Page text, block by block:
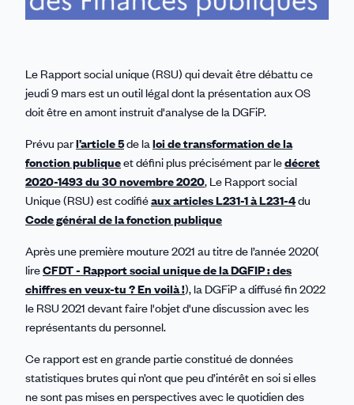
Le Rapport social unique (RSU) qui devait être débattu ce
jeudi 9 mars est un outil légal dont la présentation aux OS
doit être en amont instruit d'analyse de la DGFiP.
Prévu parl’article 5de la loi de transformation de la
fonction publiqueet défini plus précisément par ledécret
2020-1493 du 30 novembre 2020, Le Rapport social
Unique (RSU) est codifiéaux articles L231-1 à L231-4du
Code général de la fonction publique
Après une première mouture 2021 au titre de l’année 2020(
lireCFDT - Rapport social unique de la DGFIP : des
chiffres en veux-tu ? En voilà !), la DGFiP a diffusé fin 2022
le RSU 2021 devant faire l'objet d'une discussion avec les
représentants du personnel.
Ce rapport est en grande partie constitué de données
statistiques brutes qui n’ont que peu d’intérêt en soi si elles
ne sont pas mises en perspectives avec le quotidien des